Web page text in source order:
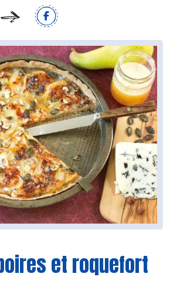
et roquefort